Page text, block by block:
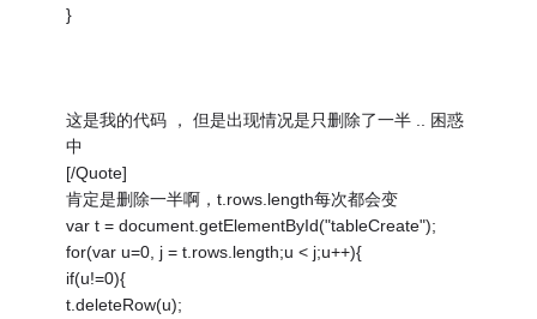
}
这是我的代码 ， 但是出现情况是只删除了一半 .. 困惑
中
[/Quote]
肯定是删除一半啊，t.rows.length每次都会变
var t = document.getElementById("tableCreate");
for(var u=0, j = t.rows.length;u < j;u++){
if(u!=0){
t.deleteRow(u);